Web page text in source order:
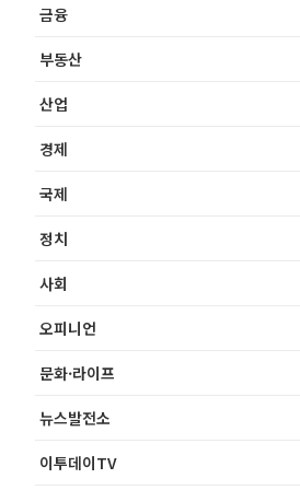
금융
부동산
산업
경제
국제
정치
사회
오피니언
문화·라이프
뉴스발전소
이투데이TV